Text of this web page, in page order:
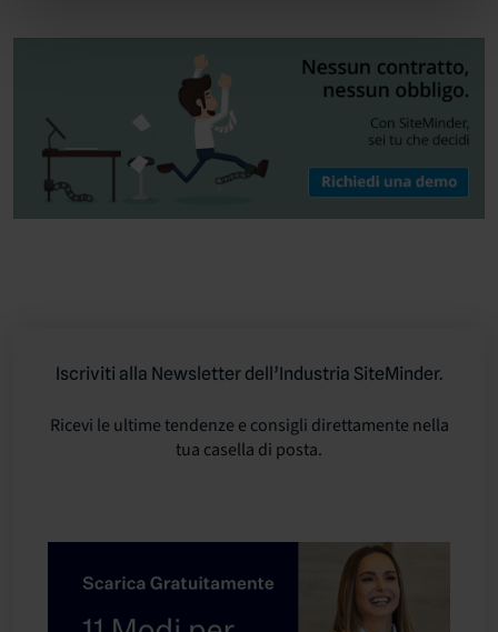
Iscriviti alla Newsletter dell’Industria SiteMinder.
Ricevi le ultime tendenze e consigli direttamente nella
tua casella di posta.